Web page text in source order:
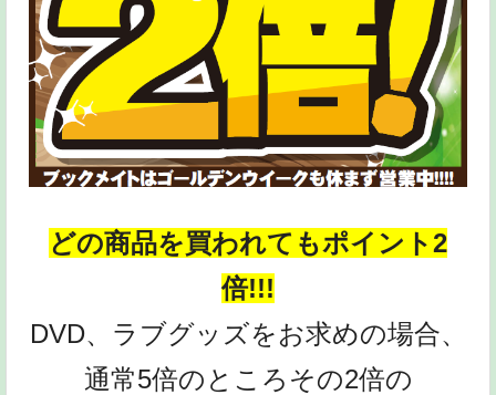
どの商品を買われてもポイント2
倍!!!
DVD、ラブグッズをお求めの場合、
通常5倍のところその2倍の